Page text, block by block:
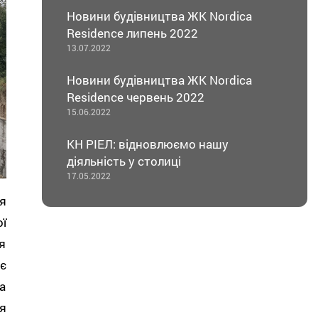
Новини будівництва ЖК Nordica
Residence липень 2022
13.07.2022
Новини будівництва ЖК Nordica
Residence червень 2022
15.06.2022
КН РІЕЛ: відновлюємо нашу
діяльність у столиці
17.05.2022